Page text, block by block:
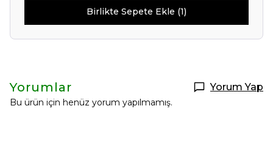
Birlikte Sepete Ekle (1)
Yorumlar Yorum Yap
Bu ürün için henüz yorum yapılmamış.